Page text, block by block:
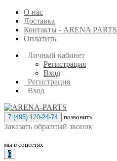
О нас
Доставка
Контакты - ARENA PARTS
Оплатить
Личный кабинет
Регистрация
Вход
Регистрация
Вход
7 (495) 120-24-74 позвонить
Заказать обратный звонок
мы в соцсетях
0